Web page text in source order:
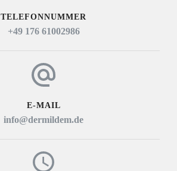
TELEFONNUMMER
+49 176 61002986
E-MAIL
info@dermildem.de